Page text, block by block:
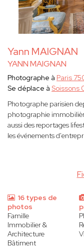
Yann MAIGNAN
YANN MAIGNAN
Photographe à Paris
Se déplace à Soissons
Photographe parisien
photographie
aussi des reportages
les événements
16 types de
photos
Famille
Immobilier &
Architecture
Bâtiment